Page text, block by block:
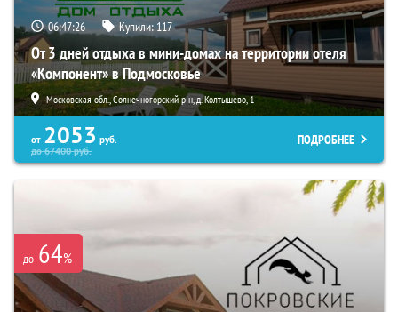
06:47:25 Купили: 117
От 3 дней отдыха в мини-домах на территории отеля
«Компонент» в Подмосковье
Московская обл., Солнечногорский р-н, д. Колтышево, 1
от 2053 руб.
до67400руб.
ПОДРОБНЕЕ
до 64%